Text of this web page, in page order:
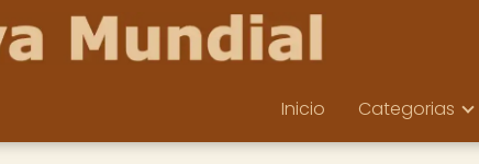
Inicio Categorias